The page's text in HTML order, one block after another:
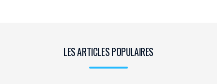
LES ARTICLES POPULAIRES